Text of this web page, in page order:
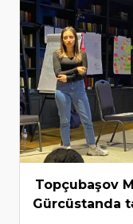
Topçubaşov
Gürcüstanda